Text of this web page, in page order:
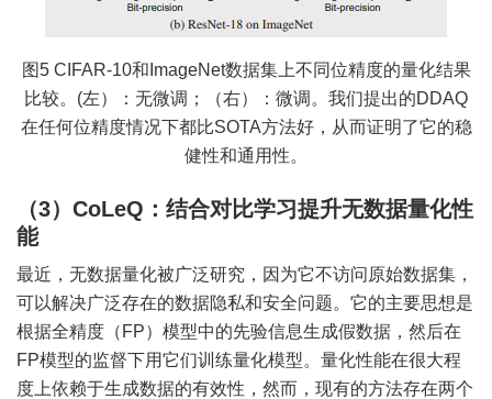
图5 CIFAR-10和ImageNet数据集上不同位精度的量化结果
比较。(左）：无微调；（右）：微调。我们提出的DDAQ
在任何位精度情况下都比SOTA方法好，从而证明了它的稳
健性和通用性。
（3）CoLeQ：结合对比学习提升无数据量化性
能
最近，无数据量化被广泛研究，因为它不访问原始数据集，
可以解决广泛存在的数据隐私和安全问题。它的主要思想是
根据全精度（FP）模型中的先验信息生成假数据，然后在
FP模型的监督下用它们训练量化模型。量化性能在很大程
度上依赖于生成数据的有效性，然而，现有的方法存在两个